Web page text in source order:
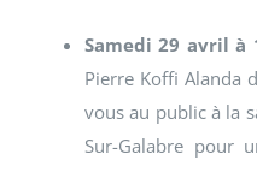
Samedi 29 avril à
Pierre Koffi Alanda
vous au public à la
Sur-Galabre pour